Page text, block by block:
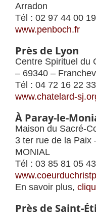
Arradon
Tél : 02 97 44 00 19
www.penboch.fr
Près de Lyon
Centre Spirituel du
– 69340 –
Tél : 04 72 16 22 33
www.chatelard-
À Paray-le-
Maison du Sacré-
3 ter rue de la Paix
MONIAL
Tél : 03 85 81 05 43
En savoir plus,
Près de Saint-